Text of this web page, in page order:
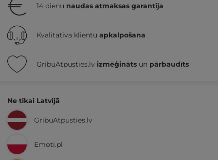
14 dienu naudas atmaksas garantija
Kvalitatīva klientu apkalpošana
GribuAtpusties.lv izmēģināts un pārbaudīts
Ne tikai Latvijā
GribuAtpusties.lv
Emoti.pl